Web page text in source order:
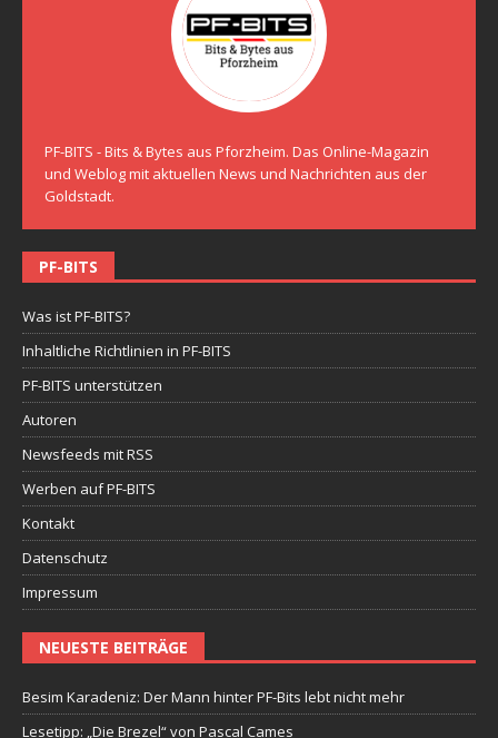
PF-BITS - Bits & Bytes aus Pforzheim. Das Online-Magazin
und Weblog mit aktuellen News und Nachrichten aus der
Goldstadt.
PF-BITS
Was ist PF-BITS?
Inhaltliche Richtlinien in PF-BITS
PF-BITS unterstützen
Autoren
Newsfeeds mit RSS
Werben auf PF-BITS
Kontakt
Datenschutz
Impressum
NEUESTE BEITRÄGE
Besim Karadeniz: Der Mann hinter PF-Bits lebt nicht mehr
Lesetipp: „Die Brezel“ von Pascal Cames